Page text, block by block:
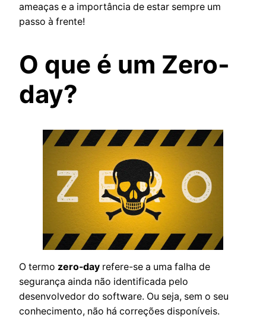
ameaças e a importância de estar sempre um
passo à frente!
O que é um Zero-
day?
O termo zero-day refere-se a uma falha de
segurança ainda não identificada pelo
desenvolvedor do software. Ou seja, sem o seu
conhecimento, não há correções disponíveis.